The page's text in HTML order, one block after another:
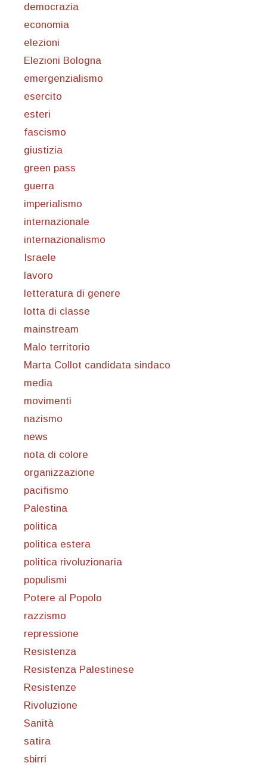
democrazia
economia
elezioni
Elezioni Bologna
emergenzialismo
esercito
esteri
fascismo
giustizia
green pass
guerra
imperialismo
internazionale
internazionalismo
Israele
lavoro
letteratura di genere
lotta di classe
mainstream
Malo territorio
Marta Collot candidata sindaco
media
movimenti
nazismo
news
nota di colore
organizzazione
pacifismo
Palestina
politica
politica estera
politica rivoluzionaria
populismi
Potere al Popolo
razzismo
repressione
Resistenza
Resistenza Palestinese
Resistenze
Rivoluzione
Sanità
satira
sbirri